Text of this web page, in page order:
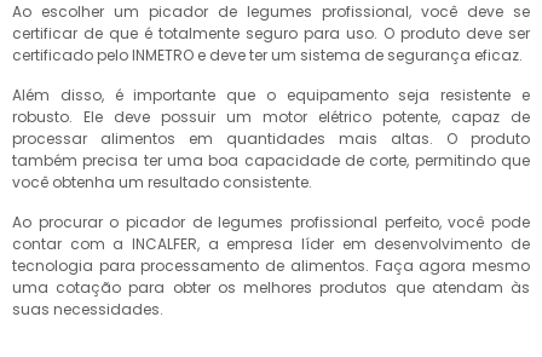
Ao escolher um picador de legumes profissional, você deve se
certificar de que é totalmente seguro para uso. O produto deve ser
certificado pelo INMETRO e deve ter um sistema de segurança eficaz.
Além disso, é importante que o equipamento seja resistente e
robusto. Ele deve possuir um motor elétrico potente, capaz de
processar alimentos em quantidades mais altas. O produto
também precisa ter uma boa capacidade de corte, permitindo que
você obtenha um resultado consistente.
Ao procurar o picador de legumes profissional perfeito, você pode
contar com a INCALFER, a empresa líder em desenvolvimento de
tecnologia para processamento de alimentos. Faça agora mesmo
uma cotação para obter os melhores produtos que atendam às
suas necessidades.